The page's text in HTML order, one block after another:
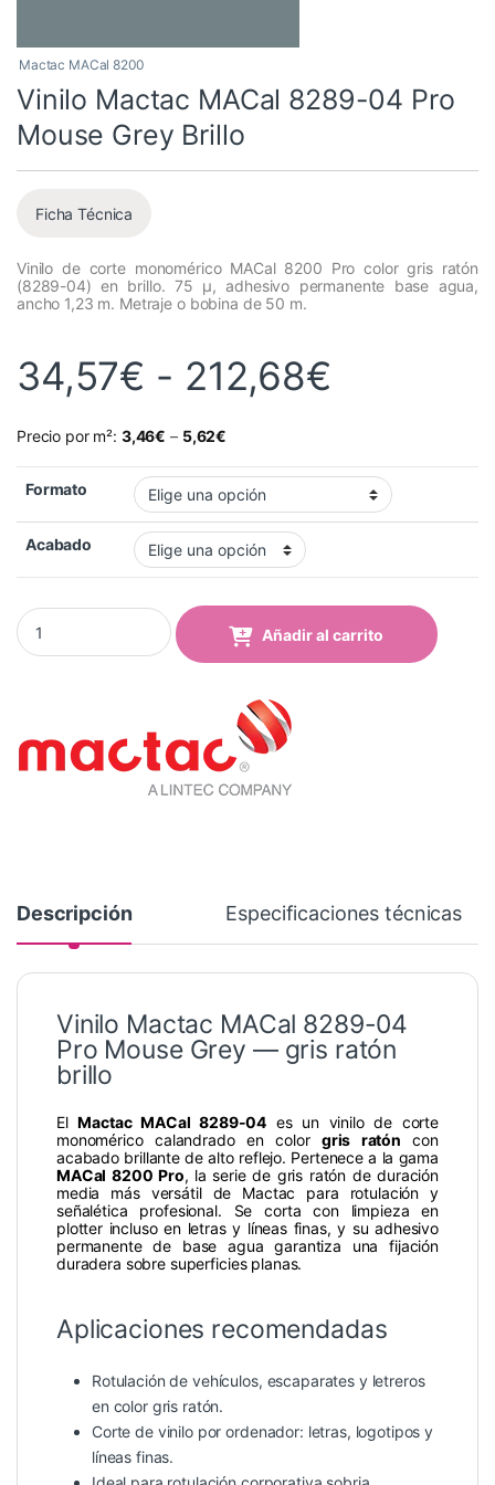
Mactac MACal 8200
Vinilo Mactac MACal 8289-04 Pro
Mouse Grey Brillo
Ficha Técnica
Vinilo de corte monomérico MACal 8200 Pro color gris ratón
(8289-04) en brillo. 75 µ, adhesivo permanente base agua,
ancho 1,23 m. Metraje o bobina de 50 m.
34,57€ - 212,68€
Precio por m²: 3,46€ – 5,62€
Formato
Acabado
Vinilo Mactac MACal 8289-04 Pro Mouse Grey Brillo quantity
Añadir al carrito
Descripción Especificaciones técnicas
Vinilo Mactac MACal 8289-04
Pro Mouse Grey — gris ratón
brillo
ElMactac MACal 8289-04 es un vinilo de corte
monomérico calandrado en color gris ratón con
acabado brillante de alto reflejo. Pertenece a la gama
MACal 8200 Pro, la serie de gris ratón de duración
media más versátil de Mactac para rotulación y
señalética profesional. Se corta con limpieza en
plotter incluso en letras y líneas finas, y su adhesivo
permanente de base agua garantiza una fijación
duradera sobre superficies planas.
Aplicaciones recomendadas
Rotulación de vehículos, escaparates y letreros
en color gris ratón.
Corte de vinilo por ordenador: letras, logotipos y
líneas finas.